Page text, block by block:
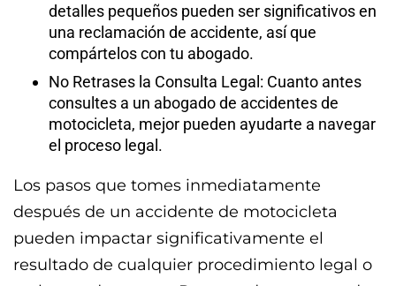
detalles pequeños pueden ser significativos en
una reclamación de accidente, así que
compártelos con tu abogado.
No Retrases la Consulta Legal: Cuanto antes
consultes a un abogado de accidentes de
motocicleta, mejor pueden ayudarte a navegar
el proceso legal.
Los pasos que tomes inmediatamente
después de un accidente de motocicleta
pueden impactar significativamente el
resultado de cualquier procedimiento legal o